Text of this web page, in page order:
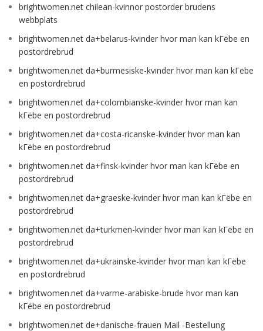
brightwomen.net chilean-kvinnor postorder brudens
webbplats
brightwomen.net da+belarus-kvinder hvor man kan kГёbe en
postordrebrud
brightwomen.net da+burmesiske-kvinder hvor man kan kГёbe
en postordrebrud
brightwomen.net da+colombianske-kvinder hvor man kan
kГёbe en postordrebrud
brightwomen.net da+costa-ricanske-kvinder hvor man kan
kГёbe en postordrebrud
brightwomen.net da+finsk-kvinder hvor man kan kГёbe en
postordrebrud
brightwomen.net da+graeske-kvinder hvor man kan kГёbe en
postordrebrud
brightwomen.net da+turkmen-kvinder hvor man kan kГёbe en
postordrebrud
brightwomen.net da+ukrainske-kvinder hvor man kan kГёbe
en postordrebrud
brightwomen.net da+varme-arabiske-brude hvor man kan
kГёbe en postordrebrud
brightwomen.net de+danische-frauen Mail -Bestellung